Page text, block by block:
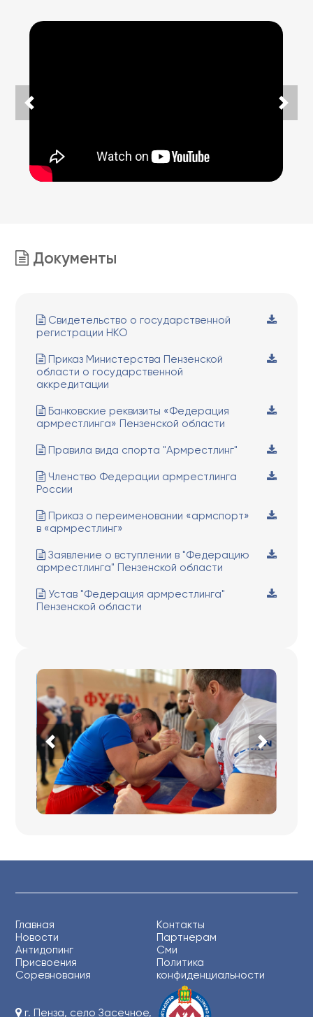
Документы
Свидетельство о государственной
регистрации НКО
Приказ Министерства Пензенской
области о государственной
аккредитации
Банковские реквизиты «Федерация
армрестлинга» Пензенской области
Правила вида спорта "Армрестлинг"
Членство Федерации армрестлинга
России
Приказ о переименовании «армспорт»
в «армрестлинг»
Заявление о вступлении в "Федерацию
армрестлинга" Пензенской области
Устав "Федерация армрестлинга"
Пензенской области
Главная
Новости
Антидопинг
Присвоения
Соревнования
Контакты
Партнерам
Сми
Политика
конфиденциальности
г. Пенза, село Засечное,